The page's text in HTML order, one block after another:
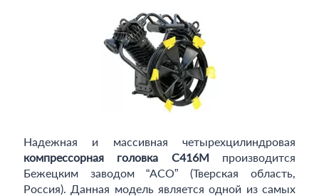
Надежная и массивная четырехцилиндровая
компрессорная головка C416M производится
Бежецким заводом “АСО” (Тверская область,
Россия). Данная модель является одной из самых